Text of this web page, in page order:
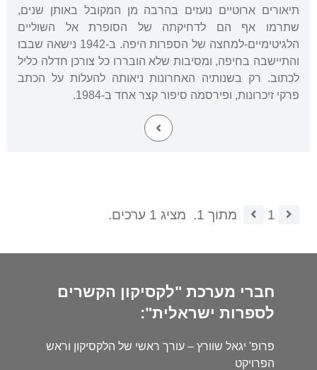
תיאורים ארוטיים נועזים בהרבה מן המקובל באותן שנים,
שתרמו אף הם לדחיקתה של הסופרת אל השוליים
הלגיטימיים-למחצה של הספרות היפה. ב-1942 נישאה שבבו
והתיישבה בחיפה, ומסיבות שלא הובררו כל צורכן חדלה כליל
לכתוב. רק בשנותיה האחרונות ניאותה להעלות על הכתב
פרקי זיכרונות, ופירסמה סיפור קצר אחד ב-1984.
1 מתוך 1. מציג 1 ערכים.
חברי מערכת "לקסיקון הקשרים
לספרות ישראלית":
פרופ' יגאל שוורץ – עורך ראשי של הלקסיקון וראש
הפרויקט